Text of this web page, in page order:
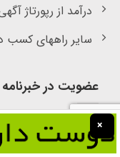
درآمد از رپورتاژ
سایر راههای کسب
عضویت در
×